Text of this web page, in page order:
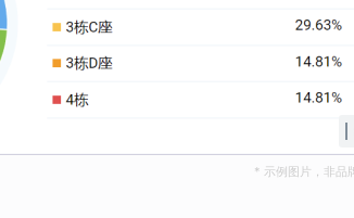
* 示例图片，非品